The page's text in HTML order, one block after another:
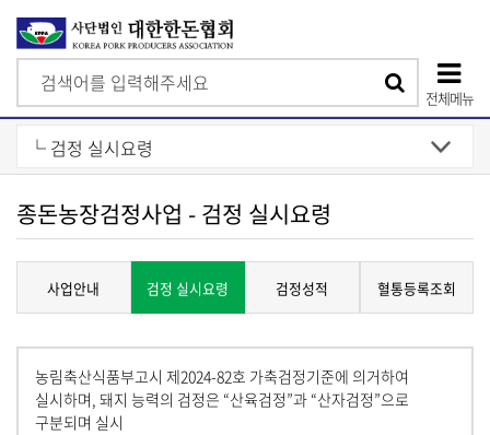
색
전체메뉴
단
모
바
일
종돈농장검정사업 - 검정 실시요령
사업안내 검정 실시요령 검정성적 혈통등록조회
농림축산식품부고시 제2024-82호 가축검정기준에 의거하여
실시하며, 돼지 능력의 검정은 “산육검정”과 “산자검정”으로
구분되며 실시